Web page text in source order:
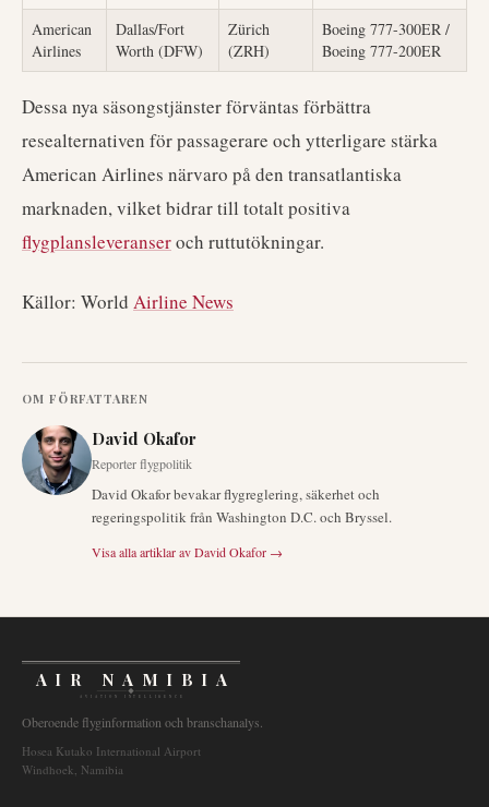
American
Airlines
Dallas/Fort
Worth (DFW)
Zürich
(ZRH)
Boeing 777-300ER /
Boeing 777-200ER
Dessa nya säsongstjänster förväntas förbättra
resealternativen för passagerare och ytterligare stärka
American Airlines närvaro på den transatlantiska
marknaden, vilket bidrar till totalt positiva
flygplansleveranseroch ruttutökningar.
Källor: World Airline News
OM FÖRFATTAREN
David Okafor
Reporter flygpolitik
David Okafor bevakar flygreglering, säkerhet och
regeringspolitik från Washington D.C. och Bryssel.
Visa alla artiklar avDavid Okafor →
AIR NAMIBIA
AVIATION INTELLIGENCE
Oberoende flyginformation och branschanalys.
Hosea Kutako International Airport
Windhoek, Namibia